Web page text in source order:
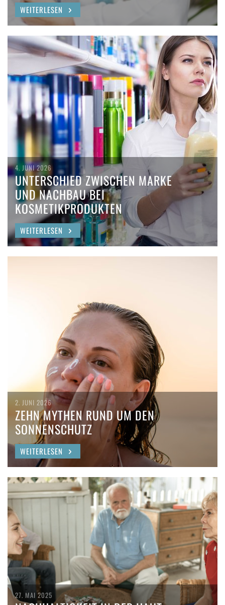
WEITERLESEN
4. JUNI 2026
UNTERSCHIED ZWISCHEN MARKE
UND NACHBAU BEI
KOSMETIKPRODUKTEN
WEITERLESEN
2. JUNI 2026
ZEHN MYTHEN RUND UM DEN
SONNENSCHUTZ
WEITERLESEN
27. MAI 2025